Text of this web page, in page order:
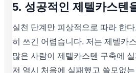
5. 성공적인 제텔카스텐
실천 단계만 피상적으로 따라 한
히 쓰긴 어렵습니다. 저는 제텔카
많은 사람이 제텔카스텐 구축에
저 역시 처음에 실패했고 쓸모없